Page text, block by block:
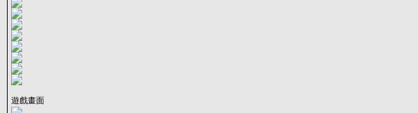
遊戲畫面